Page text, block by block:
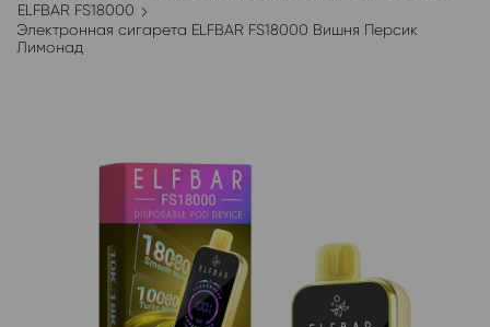
ELFBAR FS18000
Электронная сигарета ELFBAR FS18000 Вишня Персик
Лимонад